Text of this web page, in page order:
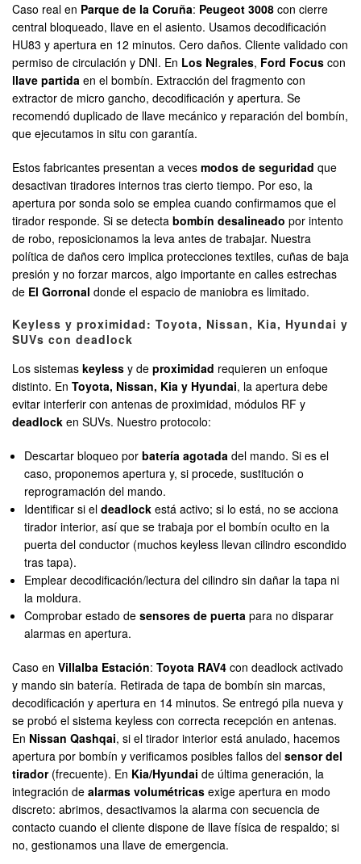
Caso real en Parque de la Coruña: Peugeot 3008 con cierre
central bloqueado, llave en el asiento. Usamos decodificación
HU83 y apertura en 12 minutos. Cero daños. Cliente validado con
permiso de circulación y DNI. En Los Negrales, Ford Focus con
llave partida en el bombín. Extracción del fragmento con
extractor de micro gancho, decodificación y apertura. Se
recomendó duplicado de llave mecánico y reparación del bombín,
que ejecutamos in situ con garantía.
Estos fabricantes presentan a veces modos de seguridad que
desactivan tiradores internos tras cierto tiempo. Por eso, la
apertura por sonda solo se emplea cuando confirmamos que el
tirador responde. Si se detecta bombín desalineado por intento
de robo, reposicionamos la leva antes de trabajar. Nuestra
política de daños cero implica protecciones textiles, cuñas de baja
presión y no forzar marcos, algo importante en calles estrechas
de El Gorronal donde el espacio de maniobra es limitado.
Keyless y proximidad: Toyota, Nissan, Kia, Hyundai y
SUVs con deadlock
Los sistemas keyless y de proximidad requieren un enfoque
distinto. En Toyota, Nissan, Kia y Hyundai, la apertura debe
evitar interferir con antenas de proximidad, módulos RF y
deadlock en SUVs. Nuestro protocolo:
Descartar bloqueo porbatería agotada del mando. Si es el
caso, proponemos apertura y, si procede, sustitución o
reprogramación del mando.
Identificar si eldeadlock está activo; si lo está, no se acciona
tirador interior, así que se trabaja por el bombín oculto en la
puerta del conductor (muchos keyless llevan cilindro escondido
tras tapa).
Emplear decodificación/lectura del cilindro sin dañar la tapa ni
la moldura.
Comprobar estado desensores de puerta para no disparar
alarmas en apertura.
Caso en Villalba Estación: Toyota RAV4 con deadlock activado
y mando sin batería. Retirada de tapa de bombín sin marcas,
decodificación y apertura en 14 minutos. Se entregó pila nueva y
se probó el sistema keyless con correcta recepción en antenas.
En Nissan Qashqai, si el tirador interior está anulado, hacemos
apertura por bombín y verificamos posibles fallos del sensor del
tirador(frecuente). En Kia/Hyundai de última generación, la
integración de alarmas volumétricas exige apertura en modo
discreto: abrimos, desactivamos la alarma con secuencia de
contacto cuando el cliente dispone de llave física de respaldo; si
no, gestionamos una llave de emergencia.